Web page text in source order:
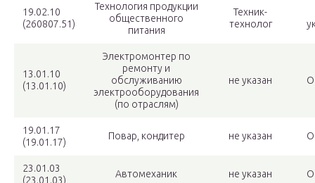
19.02.10
(260807.51)
Технология продукции
общественного
питания
Техник-
технолог
13.01.10
(13.01.10)
Электромонтер по
ремонту и
обслуживанию
электрооборудования
(по отраслям)
не указан
19.01.17
(19.01.17)
Повар, кондитер не указан
23.01.03
(23.01.03)
Автомеханик не указан